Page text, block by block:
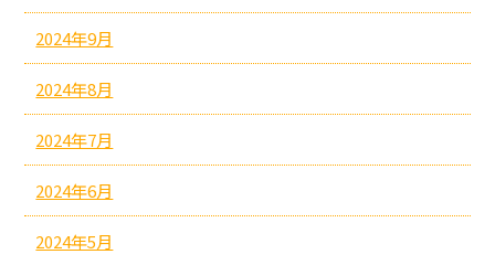
2024年9月
2024年8月
2024年7月
2024年6月
2024年5月